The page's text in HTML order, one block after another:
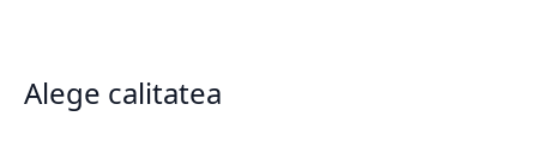
Alege calitatea